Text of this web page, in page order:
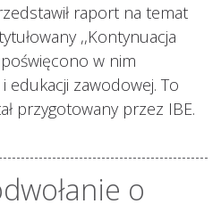
raport na temat
,,Kontynuacja
w nim
edukacji zawodowej. To
przygotowany przez IBE.
o